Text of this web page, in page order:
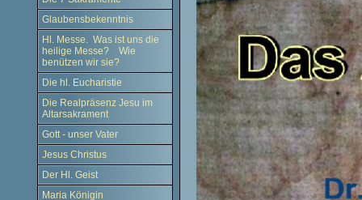
Glaubensbekenntnis
Hl. Messe. Was ist uns die
heilige Messe? Wie
benützen wir sie?
Die hl. Eucharistie
Die Realpräsenz Jesu im
Altarsakrament
Gott - unser Vater
Jesus Christus
Der Hl. Geist
Maria Königin